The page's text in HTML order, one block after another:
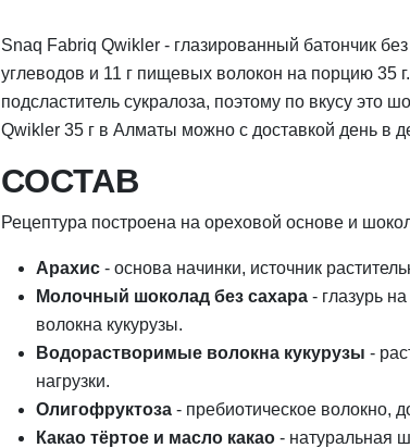
Snaq Fabriq Qwikler - глазированный батончик
углеводов и 11 г пищевых волокон на порцию 35
подсластитель сукралоза, поэтому по вкусу это
Qwikler 35 г в Алматы можно с доставкой день в
СОСТАВ
Рецептура построена на ореховой основе и
Арахис- основа начинки, источник
Молочный шоколад без сахара- глазурь
волокна кукурузы.
Водорастворимые волокна кукурузы -
нагрузки.
Олигофруктоза- пребиотическое волокно,
Какао тёртое и масло какао- натуральная